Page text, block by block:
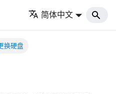
简体中文
换硬盘